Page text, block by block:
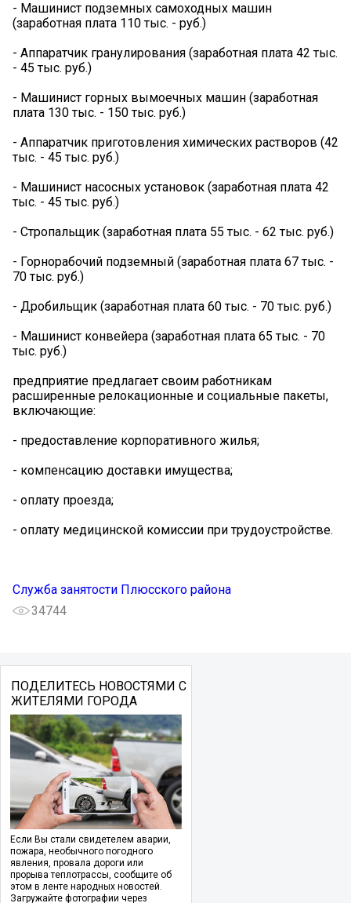
- Машинист подземных самоходных машин
(заработная плата 110 тыс. - руб.)
- Аппаратчик гранулирования (заработная плата 42 тыс.
- 45 тыс. руб.)
- Машинист горных вымоечных машин (заработная
плата 130 тыс. - 150 тыс. руб.)
- Аппаратчик приготовления химических растворов (42
тыс. - 45 тыс. руб.)
- Машинист насосных установок (заработная плата 42
тыс. - 45 тыс. руб.)
- Стропальщик (заработная плата 55 тыс. - 62 тыс. руб.)
- Горнорабочий подземный (заработная плата 67 тыс. -
70 тыс. руб.)
- Дробильщик (заработная плата 60 тыс. - 70 тыс. руб.)
- Машинист конвейера (заработная плата 65 тыс. - 70
тыс. руб.)
предприятие предлагает своим работникам
расширенные релокационные и социальные пакеты,
включающие:
- предоставление корпоративного жилья;
- компенсацию доставки имущества;
- оплату проезда;
- оплату медицинской комиссии при трудоустройстве.
Служба занятости Плюсского района
34744
ПОДЕЛИТЕСЬ НОВОСТЯМИ С
ЖИТЕЛЯМИ ГОРОДА
Если Вы стали свидетелем аварии,
пожара, необычного погодного
явления, провала дороги или
прорыва теплотрассы, сообщите об
этом в ленте народных новостей.
Загружайте фотографии через